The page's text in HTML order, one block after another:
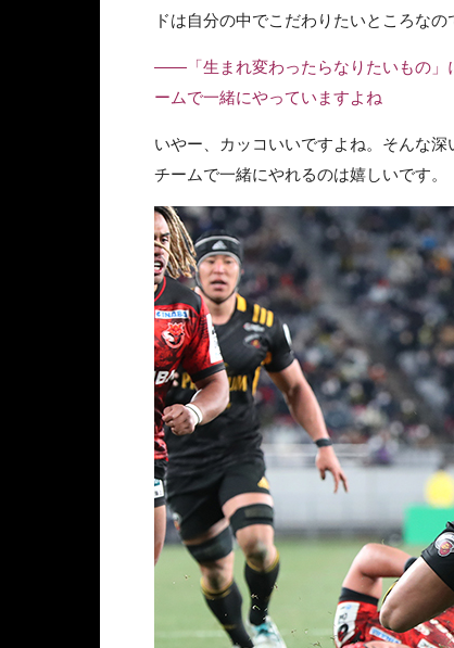
ドは自分の中でこだわりたいところな
――「生まれ変わったらなりたいもの」
ームで一緒にやっていますよね
いやー、カッコいいですよね。そんな
チームで一緒にやれるのは嬉しいです。